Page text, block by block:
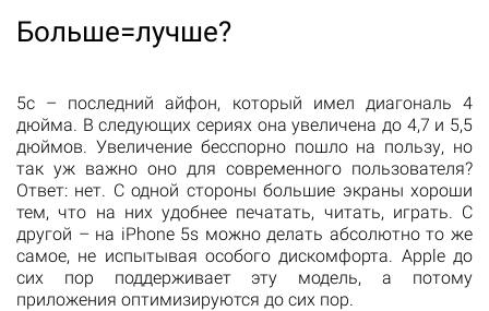
Больше=лучше?
5с – последний айфон, который имел диагональ 4
дюйма. В следующих сериях она увеличена до 4,7 и 5,5
дюймов. Увеличение бесспорно пошло на пользу, но
так уж важно оно для современного пользователя?
Ответ: нет. С одной стороны большие экраны хороши
тем, что на них удобнее печатать, читать, играть. С
другой – на iPhone 5s можно делать абсолютно то же
самое, не испытывая особого дискомфорта. Apple до
сих пор поддерживает эту модель, а потому
приложения оптимизируются до сих пор.